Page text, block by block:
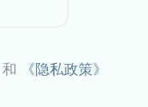
和 《隐私政策》